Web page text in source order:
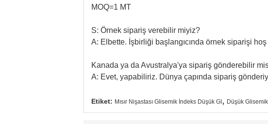
MOQ=1 MT
S: Örnek sipariş verebilir miyiz?
A: Elbette. İşbirliği başlangıcında örnek siparişi hoş
Kanada ya da Avustralya'ya sipariş gönderebilir
A: Evet, yapabiliriz. Dünya çapında sipariş
Etiket: Mısır Nişastası Glisemik İndeks Düşük GI , Düşük